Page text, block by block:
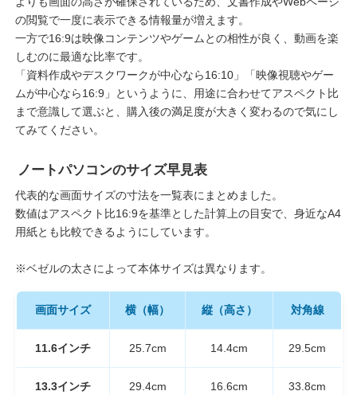
の閲覧で一度に表示できる情報量が増えます。
一方で16:9は映像コンテンツやゲームとの相性が良く、動画を楽
しむのに最適な比率です。
「資料作成やデスクワークが中心なら16:10」「映像視聴やゲー
ムが中心なら16:9」というように、用途に合わせてアスペクト比
まで意識して選ぶと、購入後の満足度が大きく変わるので気にし
てみてください。
ノートパソコンのサイズ早見表
代表的な画面サイズの寸法を一覧表にまとめました。
数値はアスペクト比16:9を基準とした計算上の目安で、身近なA4
用紙とも比較できるようにしています。
※ベゼルの太さによって本体サイズは異なります。
画面サイズ 横（幅） 縦（高さ） 対角線
11.6インチ 25.7cm 14.4cm 29.5cm
13.3インチ 29.4cm 16.6cm 33.8cm